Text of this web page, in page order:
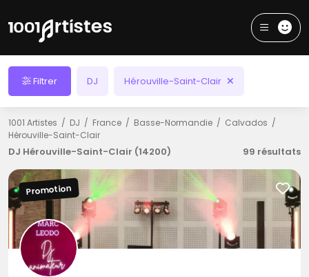
Filtrer DJ Hérouville-Saint-Clair
1001 Artistes DJ France Basse-Normandie
Calvados
Hérouville-Saint-Clair
DJ Hérouville-Saint-Clair (14200) 99 résultats
Promotion